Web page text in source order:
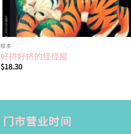
绘本
好挤好挤的怪怪屋
$18.30
门市营业时间